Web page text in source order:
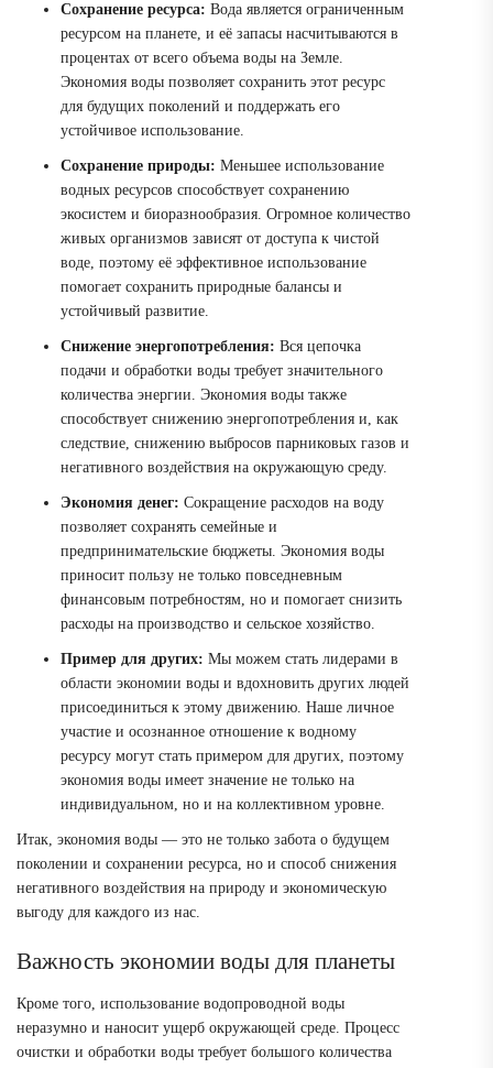
Сохранение ресурса: Вода является ограниченным
ресурсом на планете, и её запасы насчитываются в
процентах от всего объема воды на Земле.
Экономия воды позволяет сохранить этот ресурс
для будущих поколений и поддержать его
устойчивое использование.
Сохранение природы: Меньшее использование
водных ресурсов способствует сохранению
экосистем и биоразнообразия. Огромное количество
живых организмов зависят от доступа к чистой
воде, поэтому её эффективное использование
помогает сохранить природные балансы и
устойчивый развитие.
Снижение энергопотребления: Вся цепочка
подачи и обработки воды требует значительного
количества энергии. Экономия воды также
способствует снижению энергопотребления и, как
следствие, снижению выбросов парниковых газов и
негативного воздействия на окружающую среду.
Экономия денег: Сокращение расходов на воду
позволяет сохранять семейные и
предпринимательские бюджеты. Экономия воды
приносит пользу не только повседневным
финансовым потребностям, но и помогает снизить
расходы на производство и сельское хозяйство.
Пример для других: Мы можем стать лидерами в
области экономии воды и вдохновить других людей
присоединиться к этому движению. Наше личное
участие и осознанное отношение к водному
ресурсу могут стать примером для других, поэтому
экономия воды имеет значение не только на
индивидуальном, но и на коллективном уровне.
Итак, экономия воды — это не только забота о будущем
поколении и сохранении ресурса, но и способ снижения
негативного воздействия на природу и экономическую
выгоду для каждого из нас.
Важность экономии воды для планеты
Кроме того, использование водопроводной воды
неразумно и наносит ущерб окружающей среде. Процесс
очистки и обработки воды требует большого количества